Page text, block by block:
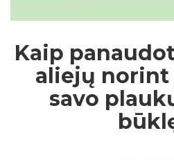
Kaip
aliejų
savo